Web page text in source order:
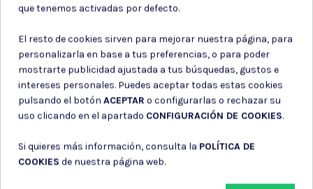
Consiento el uso de mis datos para los fines indicados en la
Consiento el uso de mis datos personales para recibir publicidad
de su entidad.
que tenemos activadas por defecto.
El resto de cookies sirven para mejorar nuestra página, para
personalizarla en base a tus preferencias, o para poder
mostrarte publicidad ajustada a tus búsquedas, gustos e
intereses personales. Puedes aceptar todas estas cookies
pulsando el botón ACEPTAR o configurarlas o rechazar su
uso clicando en el apartado CONFIGURACIÓN DE COOKIES.
Si quieres más información, consulta la POLÍTICA DE
COOKIES de nuestra página web.